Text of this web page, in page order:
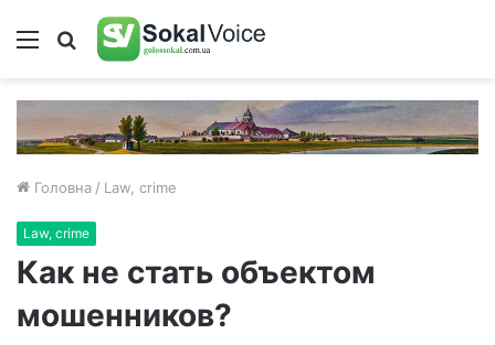
Меню Пошук
Головна / Law, crime
Law, crime
Как не стать объектом
мошенников?